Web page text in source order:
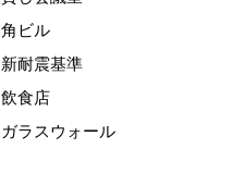
角ビル
新耐震基準
飲食店
ガラスウォール